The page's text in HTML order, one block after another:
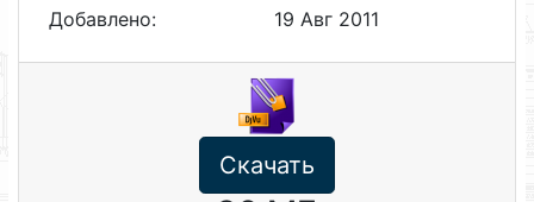
Добавлено:
19 Авг 2011
Скачать